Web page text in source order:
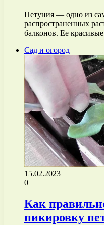
Петуния — одно из
распространенных
балконов. Ее
Сад и огород
15.02.2023
0
Как
пикировку